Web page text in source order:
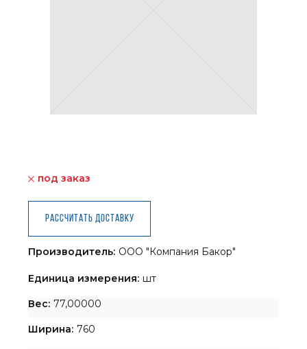
под заказ
Рассчитать доставку
Производитель: ООО "Компания Бакор"
Единица измерения: шт
Вес: 77,00000
Ширина: 760